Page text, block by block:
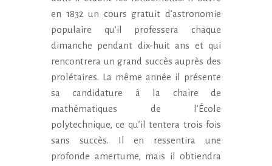
en 1832 un cours gratuit d’astronomie
populaire qu’il professera chaque
dimanche pendant dix-huit ans et qui
rencontrera un grand succès auprès des
prolétaires. La même année il présente
sa candidature à la chaire de
mathématiques de l’École
polytechnique, ce qu’il tentera trois fois
sans succès. Il en ressentira une
profonde amertume, mais il obtiendra